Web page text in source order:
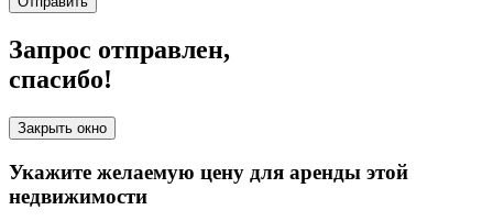
Запрос отправлен,
спасибо!
Закрыть окно
Укажите желаемую цену для аренды этой
недвижимости